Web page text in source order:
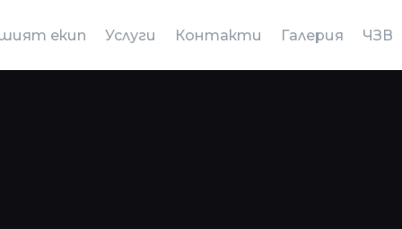
екип Услуги Контакти Галерия ЧЗВ